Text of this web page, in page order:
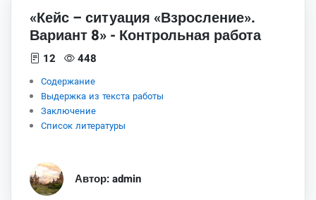
«Кейс – ситуация «Взросление».
Вариант 8» - Контрольная работа
12 448
Содержание
Выдержка из текста работы
Заключение
Список литературы
Автор: admin